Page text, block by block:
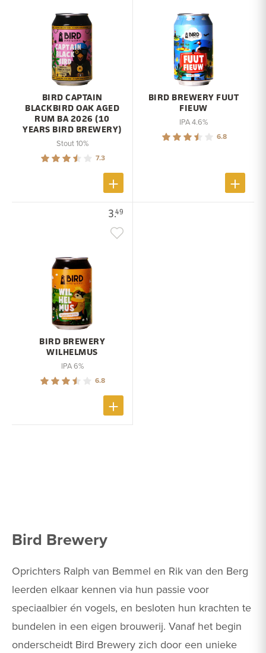
BIRD CAPTAIN
BLACKBIRD OAK AGED
RUM BA 2026 (10
YEARS BIRD BREWERY)
Stout 10%
7.3
BIRD BREWERY FUUT
FIEUW
IPA 4.6%
6.8
3.49
BIRD BREWERY
WILHELMUS
IPA 6%
6.8
Bird Brewery​
Oprichters Ralph van Bemmel en Rik van den Berg
leerden elkaar kennen via hun passie voor
speciaalbier én vogels, en besloten hun krachten te
bundelen in een eigen brouwerij. Vanaf het begin
onderscheidt Bird Brewery zich door een unieke